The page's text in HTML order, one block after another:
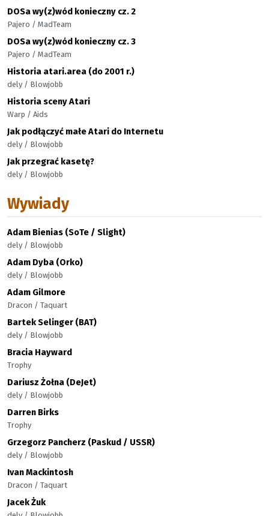
DOSa wy(z)wód konieczny cz. 2
Pajero / MadTeam
DOSa wy(z)wód konieczny cz. 3
Pajero / MadTeam
Historia atari.area (do 2001 r.)
dely / Blowjobb
Historia sceny Atari
Warp / Aids
Jak podłączyć małe Atari do Internetu
dely / Blowjobb
Jak przegrać kasetę?
dely / Blowjobb
Wywiady
Adam Bienias (SoTe / Slight)
dely / Blowjobb
Adam Dyba (Orko)
dely / Blowjobb
Adam Gilmore
Dracon / Taquart
Bartek Selinger (BAT)
dely / Blowjobb
Bracia Hayward
Trophy
Dariusz Żołna (DeJet)
dely / Blowjobb
Darren Birks
Trophy
Grzegorz Pancherz (Paskud / USSR)
dely / Blowjobb
Ivan Mackintosh
Dracon / Taquart
Jacek Żuk